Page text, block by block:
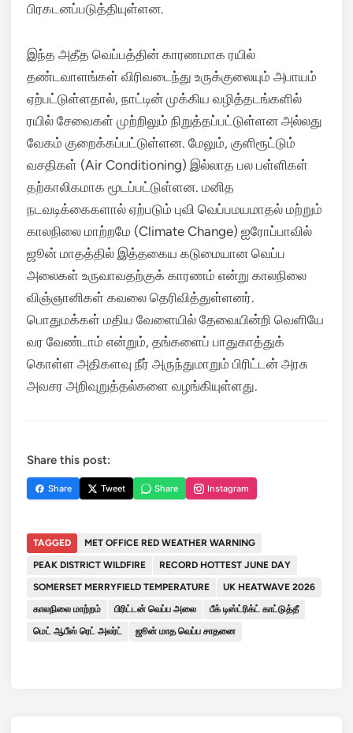
பிரகடனப்படுத்தியுள்ளன.
இந்த அதீத வெப்பத்தின் காரணமாக ரயில்
தண்டவாளங்கள் விரிவடைந்து உருக்குலையும் அபாயம்
ஏற்பட்டுள்ளதால், நாட்டின் முக்கிய வழித்தடங்களில்
ரயில் சேவைகள் முற்றிலும் நிறுத்தப்பட்டுள்ளன அல்லது
வேகம் குறைக்கப்பட்டுள்ளன. மேலும், குளிரூட்டும்
வசதிகள் (Air Conditioning) இல்லாத பல பள்ளிகள்
தற்காலிகமாக மூடப்பட்டுள்ளன. மனித
நடவடிக்கைகளால் ஏற்படும் புவி வெப்பமயமாதல் மற்றும்
காலநிலை மாற்றமே (Climate Change) ஐரோப்பாவில்
ஜூன் மாதத்தில் இத்தகைய கடுமையான வெப்ப
அலைகள் உருவாவதற்குக் காரணம் என்று காலநிலை
விஞ்ஞானிகள் கவலை தெரிவித்துள்ளனர்.
பொதுமக்கள் மதிய வேளையில் தேவையின்றி வெளியே
வர வேண்டாம் என்றும், தங்களைப் பாதுகாத்துக்
கொள்ள அதிகளவு நீர் அருந்துமாறும் பிரிட்டன் அரசு
அவசர அறிவுறுத்தல்களை வழங்கியுள்ளது.
Share this post:
Share Tweet Share Instagram
TAGGED
MET OFFICE RED WEATHER WARNING
PEAK DISTRICT WILDFIRE
RECORD HOTTEST JUNE DAY
SOMERSET MERRYFIELD TEMPERATURE
UK HEATWAVE 2026
காலநிலை மாற்றம்
பிரிட்டன் வெப்ப அலை
பீக் டிஸ்ட்ரிக்ட் காட்டுத்தீ
மெட் ஆபீஸ் ரெட் அலர்ட்
ஜூன் மாத வெப்ப சாதனை